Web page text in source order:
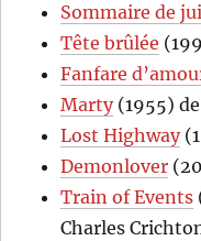
Sommaire de
Tête brûlée
Fanfare
Marty(1955)
Lost Highway
Demonlover
Train of Events
Charles